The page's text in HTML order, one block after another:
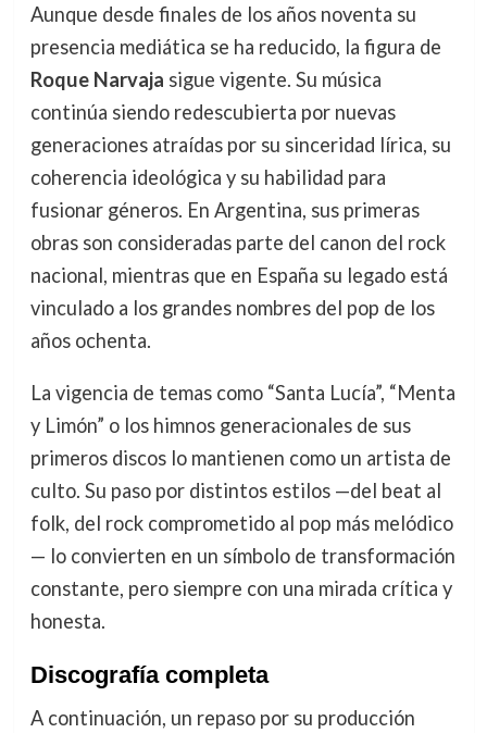
Aunque desde finales de los años noventa su
presencia mediática se ha reducido, la figura de
Roque Narvaja sigue vigente. Su música
continúa siendo redescubierta por nuevas
generaciones atraídas por su sinceridad lírica, su
coherencia ideológica y su habilidad para
fusionar géneros. En Argentina, sus primeras
obras son consideradas parte del canon del rock
nacional, mientras que en España su legado está
vinculado a los grandes nombres del pop de los
años ochenta.
La vigencia de temas como “Santa Lucía”, “Menta
y Limón” o los himnos generacionales de sus
primeros discos lo mantienen como un artista de
culto. Su paso por distintos estilos —del beat al
folk, del rock comprometido al pop más melódico
— lo convierten en un símbolo de transformación
constante, pero siempre con una mirada crítica y
honesta.
Discografía completa
A continuación, un repaso por su producción